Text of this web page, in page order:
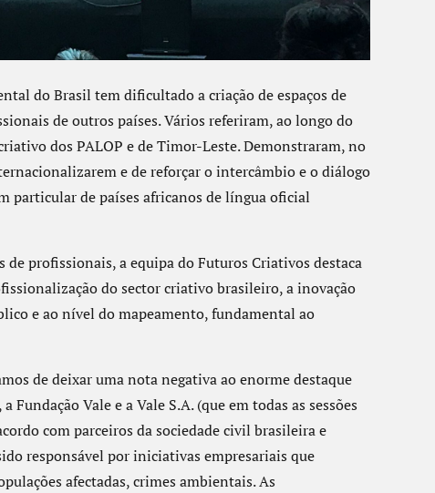
do Brasil tem dificultado a criação de espaços de
de outros países. Vários referiram, ao longo do
dos PALOP e de Timor-Leste. Demonstraram, no
e de reforçar o intercâmbio e o diálogo
particular de países africanos de língua oficial
profissionais, a equipa do Futuros Criativos destaca
do sector criativo brasileiro, a inovação
e ao nível do mapeamento, fundamental ao
de deixar uma nota negativa ao enorme destaque
Vale e a Vale S.A. (que em todas as sessões
com parceiros da sociedade civil brasileira e
responsável por iniciativas empresariais que
afectadas, crimes ambientais. As